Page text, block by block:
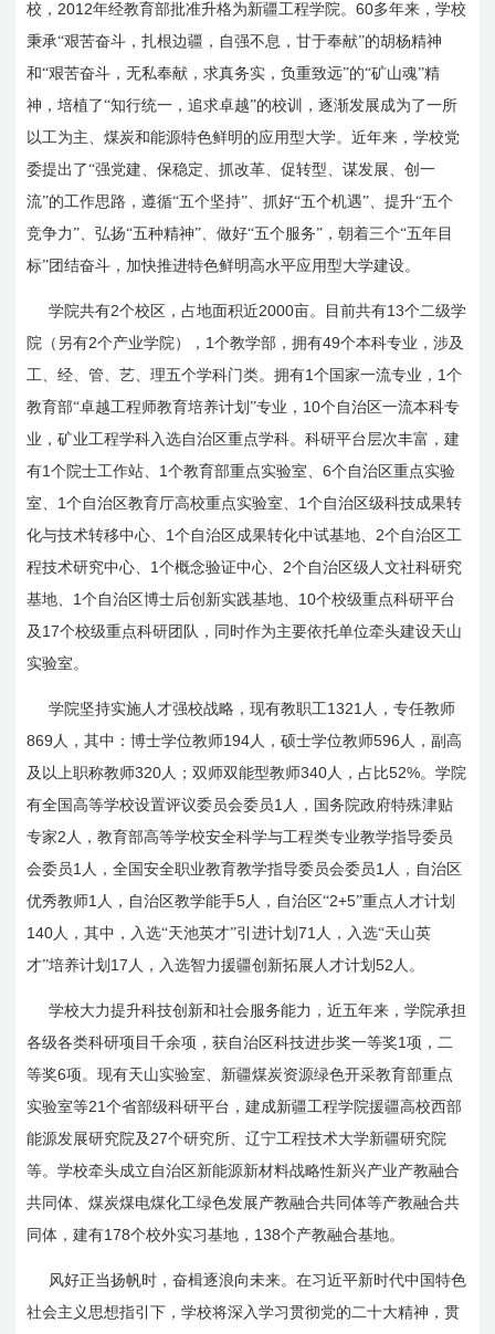
校， 2012年经教育部批准升格为新疆工程学院。60多年来，学校
秉承“艰苦奋斗，扎根边疆，自强不息，甘于奉献”的胡杨精神
和“艰苦奋斗，无私奉献，求真务实，负重致远”的“矿山魂”精
神，培植了“知行统一，追求卓越”的校训，逐渐发展成为了一所
以工为主、煤炭和能源特色鲜明的应用型大学。近年来，学校党
委提出了“强党建、保稳定、抓改革、促转型、谋发展、创一
流”的工作思路，遵循“五个坚持”、抓好“五个机遇”、提升“五个
竞争力”、弘扬“五种精神”、做好“五个服务”，朝着三个“五年目
标”团结奋斗，加快推进特色鲜明高水平应用型大学建设。
学院共有2个校区，占地面积近2000亩。目前共有13个二级学
院（另有2个产业学院）， 1个教学部，拥有49个本科专业，涉及
工、经、管、艺、理五个学科门类。拥有1个国家一流专业， 1个
教育部“卓越工程师教育培养计划”专业， 10个自治区一流本科专
业，矿业工程学科入选自治区重点学科。科研平台层次丰富，建
有1个院士工作站、 1个教育部重点实验室、6个自治区重点实验
室、 1个自治区教育厅高校重点实验室、 1个自治区级科技成果转
化与技术转移中心、 1个自治区成果转化中试基地、 2个自治区工
程技术研究中心、 1个概念验证中心、 2个自治区级人文社科研究
基地、 1个自治区博士后创新实践基地、 10个校级重点科研平台
及 17个校级重点科研团队，同时作为主要依托单位牵头建设天山
实验室。
学院坚持实施人才强校战略，现有教职工1321 人，专任教师
869 人，其中：博士学位教师194 人，硕士学位教师596 人，副高
及以上职称教师320 人；双师双能型教师340 人，占比52%。学院
有全国高等学校设置评议委员会委员1 人，国务院政府特殊津贴
专家2 人，教育部高等学校安全科学与工程类专业教学指导委员
会委员1 人，全国安全职业教育教学指导委员会委员1 人，自治区
优秀教师1 人，自治区教学能手5 人，自治区“2+5”重点人才计划
140 人，其中，入选“天池英才”引进计划71 人，入选“天山英
才”培养计划 17 人，入选智力援疆创新拓展人才计划52 人。
学校大力提升科技创新和社会服务能力，近五年来，学院承担
各级各类科研项目千余项，获自治区科技进步奖一等奖1项，二
等奖6项。现有天山实验室、新疆煤炭资源绿色开采教育部重点
实验室等21个省部级科研平台，建成新疆工程学院援疆高校西部
能源发展研究院及 27个研究所、辽宁工程技术大学新疆研究院
等。学校牵头成立自治区新能源新材料战略性新兴产业产教融合
共同体、煤炭煤电煤化工绿色发展产教融合共同体等产教融合共
同体，建有178个校外实习基地， 138个产教融合基地。
风好正当扬帆时，奋楫逐浪向未来。在习近平新时代中国特色
社会主义思想指引下，学校将深入学习贯彻党的二十大精神，贯